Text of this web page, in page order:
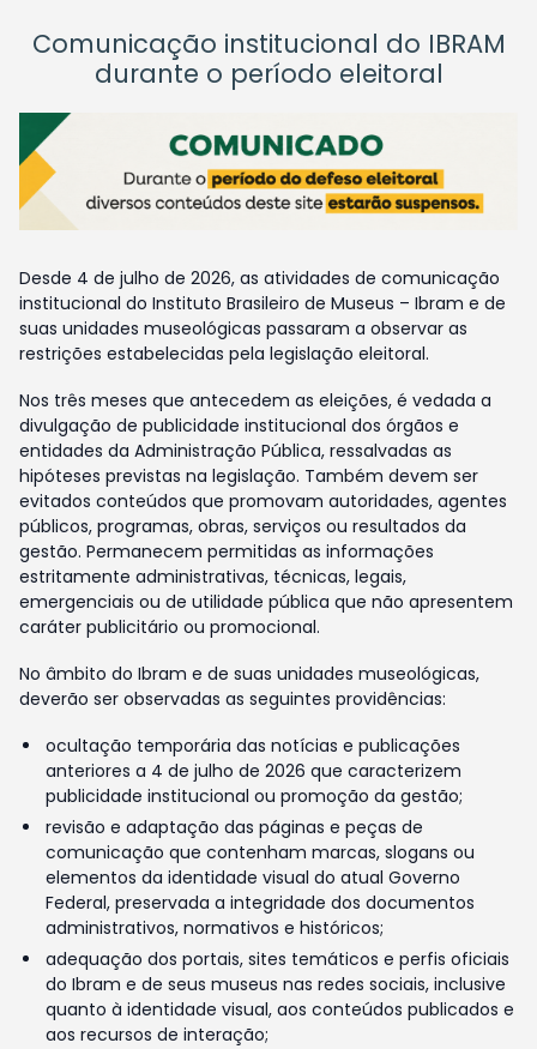
Comunicação institucional do IBRAM
durante o período eleitoral
Desde 4 de julho de 2026, as atividades de comunicação
institucional do Instituto Brasileiro de Museus – Ibram e de
suas unidades museológicas passaram a observar as
restrições estabelecidas pela legislação eleitoral.
Nos três meses que antecedem as eleições, é vedada a
divulgação de publicidade institucional dos órgãos e
entidades da Administração Pública, ressalvadas as
hipóteses previstas na legislação. Também devem ser
evitados conteúdos que promovam autoridades, agentes
públicos, programas, obras, serviços ou resultados da
gestão. Permanecem permitidas as informações
estritamente administrativas, técnicas, legais,
emergenciais ou de utilidade pública que não apresentem
caráter publicitário ou promocional.
No âmbito do Ibram e de suas unidades museológicas,
deverão ser observadas as seguintes providências:
ocultação temporária das notícias e publicações
anteriores a 4 de julho de 2026 que caracterizem
publicidade institucional ou promoção da gestão;
revisão e adaptação das páginas e peças de
comunicação que contenham marcas, slogans ou
elementos da identidade visual do atual Governo
Federal, preservada a integridade dos documentos
administrativos, normativos e históricos;
adequação dos portais, sites temáticos e perfis oficiais
do Ibram e de seus museus nas redes sociais, inclusive
quanto à identidade visual, aos conteúdos publicados e
aos recursos de interação;